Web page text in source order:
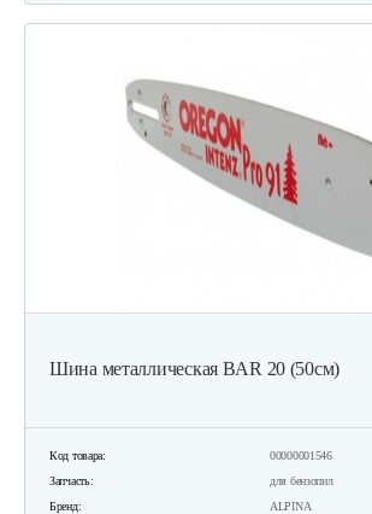
Шина металлическая BAR 20 (50см)
Код товара:
00000001546
Запчасть:
для бензопил
Бренд:
ALPINA